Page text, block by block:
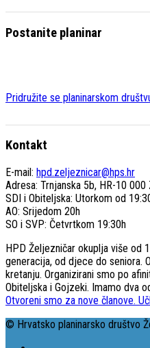
Postanite planinar
Pridružite se planinarskom
Kontakt
E-mail: hpd.zeljeznicar@hps.hr
Adresa: Trnjanska 5b, HR-10 000
SDI i Obiteljska: Utorkom od
AO: Srijedom 20h
SO i SVP: Četvrtkom 19:30h
HPD Željezničar okuplja više od
generacija, od djece do seniora.
kretanju. Organizirani smo po
Obiteljska i Gojzeki. Imamo dva
Otvoreni smo za nove članove.
© Hrvatsko planinarsko društvo